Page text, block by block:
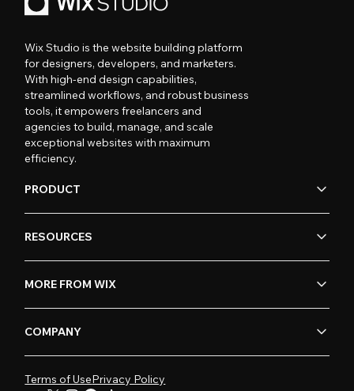
Wix Studio is the website building platform
for designers, developers, and marketers.
With high-end design capabilities,
streamlined workflows, and robust business
tools, it empowers freelancers and
agencies to build, manage, and scale
exceptional websites with maximum
efficiency.
PRODUCT
RESOURCES
MORE FROM WIX
COMPANY
Terms of UsePrivacy Policy